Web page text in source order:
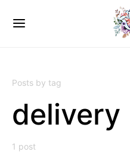
Posts by tag
delivery
1 post